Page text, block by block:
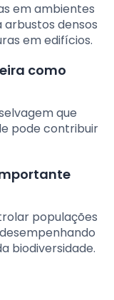
em ambientes
densos
em edifícios.
como
que
pode contribuir
populações
biodiversidade.